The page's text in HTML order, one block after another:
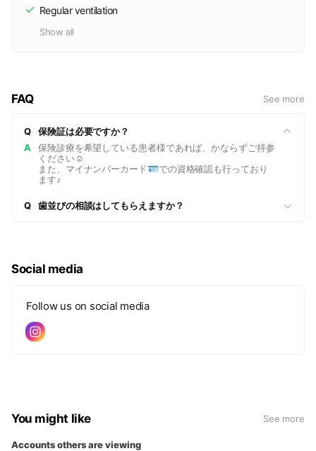
Regular ventilation
Show all
FAQ See more
Q
保険証は必要ですか？
A
保険診療を希望している患者様であれば、かならずご持参
ください☺️
また、マイナンバーカード🪪での資格確認も行っており
ます♪
Q 歯並びの相談はしてもらえますか？
Social media
Follow us on social media
You might like See more
Accounts others are viewing